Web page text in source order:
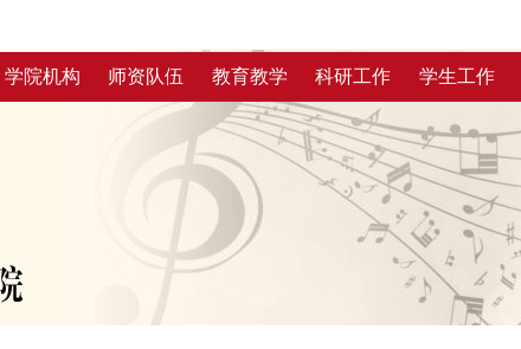
学院机构 师资队伍 教育教学 科研工作 学生工作